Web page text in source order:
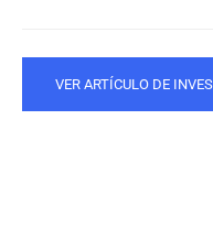
VER ARTÍCULO DE